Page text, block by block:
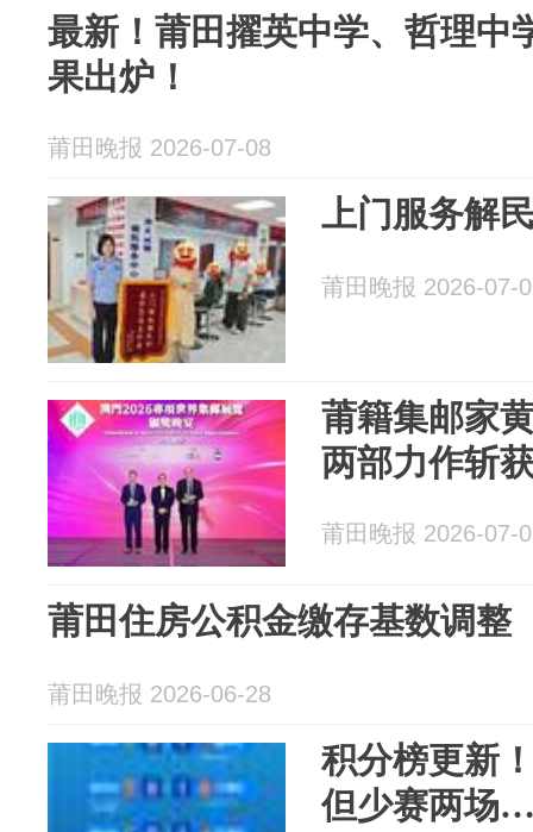
最新！莆田擢英中学、哲理中
果出炉！
莆田晚报 2026-07-08
上门服务解
莆田晚报 2026-07-
莆籍集邮家
两部力作斩
莆田晚报 2026-07-
莆田住房公积金缴存基数调整
莆田晚报 2026-06-28
积分榜更新
但少赛两